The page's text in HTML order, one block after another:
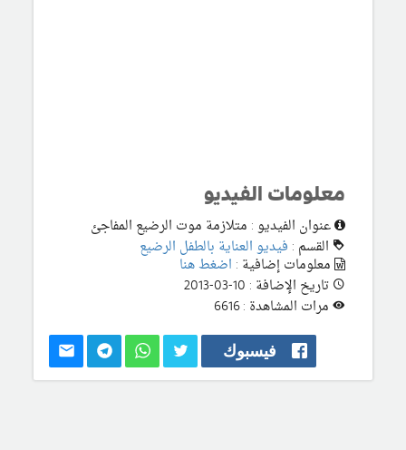
معلومات الفيديو
عنوان الفيديو : متلازمة موت الرضيع المفاجئ
القسم : فيديو العناية بالطفل الرضيع
معلومات إضافية : اضغط هنا
تاريخ الإضافة : 10-03-2013
مرات المشاهدة : 6616
فيسبوك